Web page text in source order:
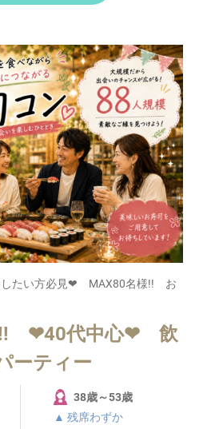
したい方必見❤ MAX80名様!! お
!!! ❤40代中心❤ 飲
ーティー
38歳～53歳
▲ 残席わずか